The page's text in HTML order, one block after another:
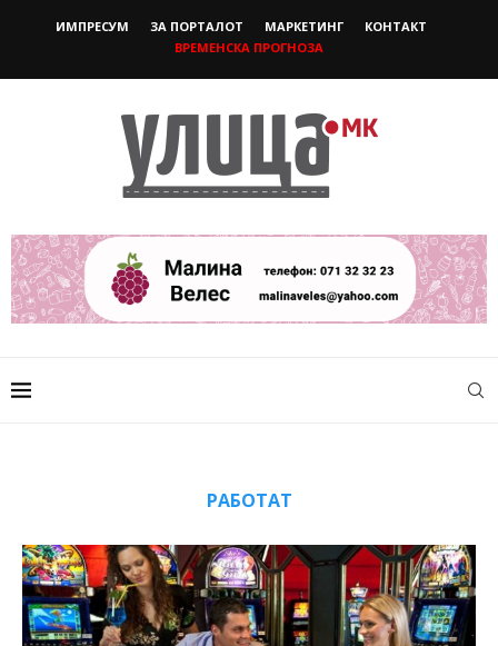
ИМПРЕСУМ ЗА ПОРТАЛОТ МАРКЕТИНГ
КОНТАКТ
ВРЕМЕНСКА ПРОГНОЗА
РАБОТАТ